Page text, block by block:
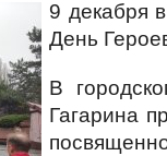
9 декабря
День
В
Гагарина